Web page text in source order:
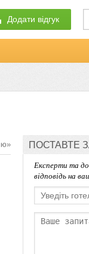
Додати відгук
ПОСТАВТЕ
Експерти та
відповідь на